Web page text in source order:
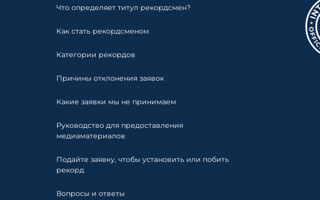
Что определяет титул рекордсмен?
Как стать рекордсменом
Категории рекордов
Причины отклонения заявок
Какие заявки мы не принимаем
Руководство для предоставления
медиаматериалов
Подайте заявку, чтобы установить или побить
рекорд
Вопросы и ответы